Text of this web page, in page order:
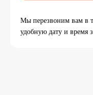
Мы перезвоним вам в
удобную дату и время